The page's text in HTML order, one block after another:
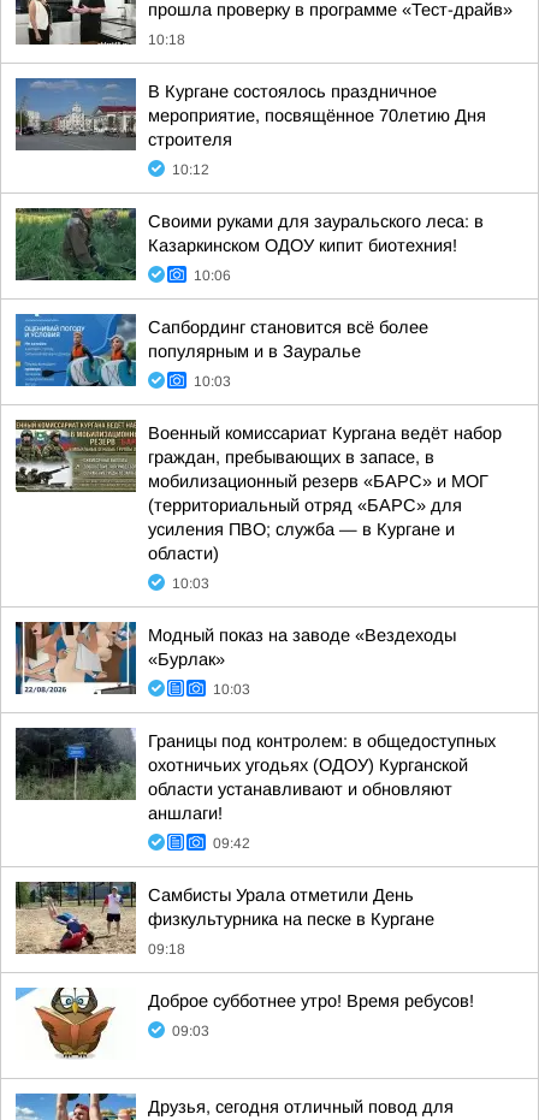
прошла проверку в программе «Тест-драйв»
10:18
В Кургане состоялось праздничное
мероприятие, посвящённое 70летию Дня
строителя
10:12
Своими руками для зауральского леса: в
Казаркинском ОДОУ кипит биотехния!
10:06
Сапбординг становится всё более
популярным и в Зауралье
10:03
Военный комиссариат Кургана ведёт набор
граждан, пребывающих в запасе, в
мобилизационный резерв «БАРС» и МОГ
(территориальный отряд «БАРС» для
усиления ПВО; служба — в Кургане и
области)
10:03
Модный показ на заводе «Вездеходы
«Бурлак»
10:03
Границы под контролем: в общедоступных
охотничьих угодьях (ОДОУ) Курганской
области устанавливают и обновляют
аншлаги!
09:42
Самбисты Урала отметили День
физкультурника на песке в Кургане
09:18
Доброе субботнее утро! Время ребусов!
09:03
Друзья, сегодня отличный повод для